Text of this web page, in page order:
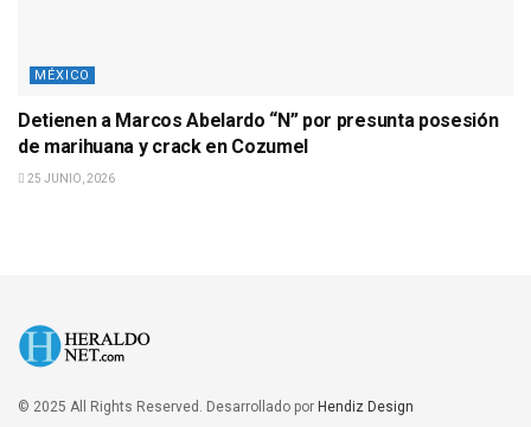
MÉXICO
Detienen a Marcos Abelardo “N” por presunta posesión
de marihuana y crack en Cozumel
25 JUNIO, 2026
© 2025 All Rights Reserved. Desarrollado por Hendiz Design